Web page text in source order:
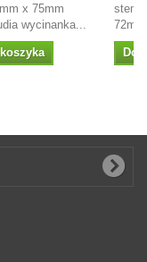
x 75mm
wycinanka...